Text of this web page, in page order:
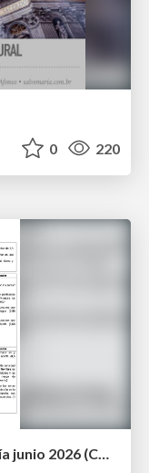
0 220
Examen de Selectividad. Geografía junio 2026 (Convocatoria Ordinaria). UCLM